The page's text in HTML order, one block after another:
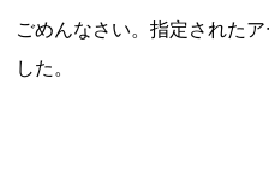
ごめんなさい。指定された
した。